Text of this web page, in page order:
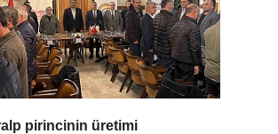
pirincinin üretimi